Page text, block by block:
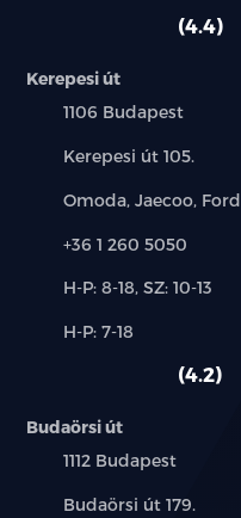
4.4
Kerepesi út
Település:
1106 Budapest
Cím:
Kerepesi út 105.
Márkák:
Omoda, Jaecoo, Ford
Telefon:
+36 1 260 5050
Új-
használt
H-P: 8-18, SZ: 10-13
Alkatrész,
H-P: 7-18
4.2
Budaörsi út
Település:
1112 Budapest
Cím:
Budaörsi út 179.